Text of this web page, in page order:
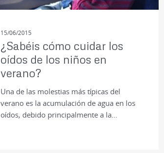
15/06/2015
¿Sabéis cómo cuidar los
oídos de los niños en
verano?
Una de las molestias más típicas del
verano es la acumulación de agua en los
oídos, debido principalmente a la…